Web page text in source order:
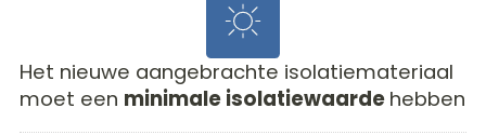
Het nieuwe aangebrachte isolatiemateriaal
moet een minimale isolatiewaarde hebben